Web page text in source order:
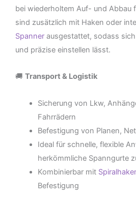
bei wiederholtem Auf- und Abbau
sind zusätzlich mit Haken oder
Spanner ausgestattet, sodass
und präzise einstellen lässt.
🚚 Transport & Logistik
Sicherung von Lkw,
Fahrrädern
Befestigung von Planen,
Ideal für schnelle, flexible
herkömmliche Spanngurte
Kombinierbar mit
Befestigung